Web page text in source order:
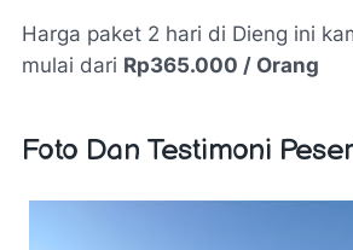
Harga paket 2 hari di Dieng ini
mulai dari Rp365.000 / Orang
Foto Dan Testimoni